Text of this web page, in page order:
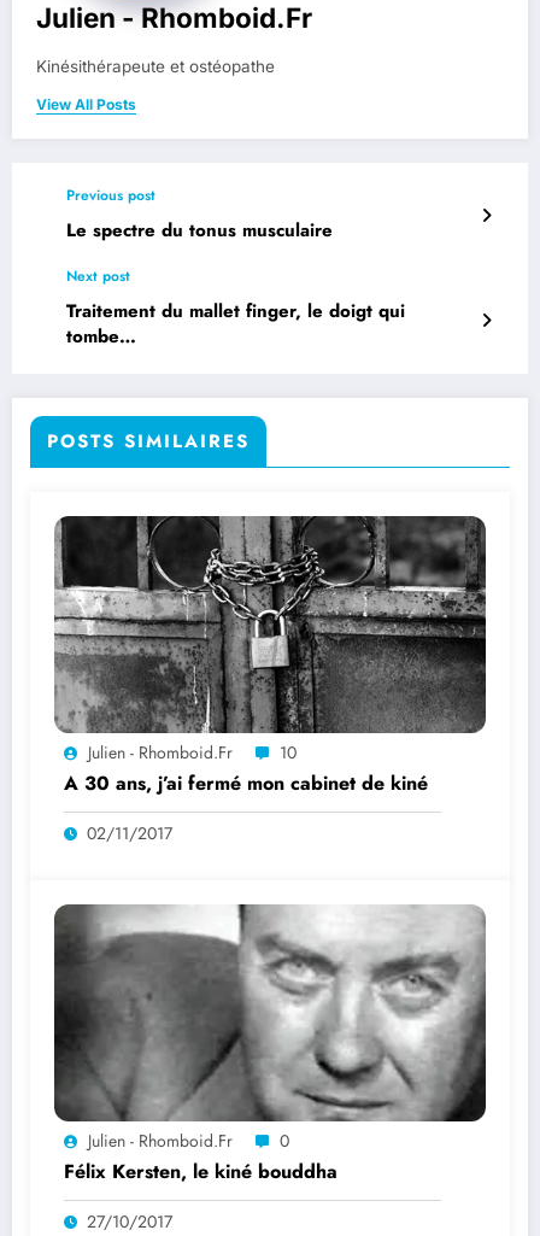
Julien - Rhomboid.fr
Kinésithérapeute et ostéopathe
View All Posts
Previous post
Le spectre du tonus musculaire
Next post
Traitement du mallet finger, le doigt qui
tombe…
POSTS SIMILAIRES
Julien - Rhomboid.fr 10
A 30 ans, j’ai fermé mon cabinet de kiné
02/11/2017
Julien - Rhomboid.fr 0
Félix Kersten, le kiné bouddha
27/10/2017